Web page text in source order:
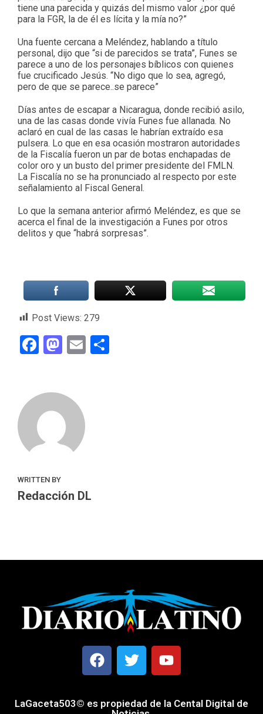
tiene una parecida y quizás del mismo valor ¿por qué
para la FGR, la de él es lícita y la mía no?”
Una fuente cercana a Meléndez, hablando a título
personal, dijo que “si de parecidos se trata”, Funes se
parece a uno de los personajes bíblicos con quienes
fue crucificado Jesús. “No digo que lo sea, agregó,
pero de que se parece..se parece”
Días antes de escapar a Nicaragua, donde recibió asilo,
una de las casas donde vivía Funes fue allanada. No
aclaró en cual de las casas le habrían extraído esa
pulsera. Lo que en esa ocasión mostraron autoridades
de la Fiscalía fueron un par de botas enchapadas de
color oro y un busto del primer presidente del FMLN.
La Fiscalía no se ha pronunciado al respecto por este
señalamiento al Fiscal General.
Lo que la semana anterior afirmó Meléndez, es que se
acerca el final de la investigación a Funes por otros
delitos y que “habrá sorpresas”.
Post Views: 279
Facebook
Mastodon
Email
WRITTEN BY
Redacción DL
LaGaceta503© es propiedad de la Cental Digital de